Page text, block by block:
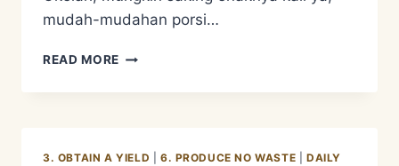
mudah-mudahan porsi…
READ MORE RESEP
FRY
ASAP
3. OBTAIN A YIELD 6. PRODUCE NO WASTE |DAILY